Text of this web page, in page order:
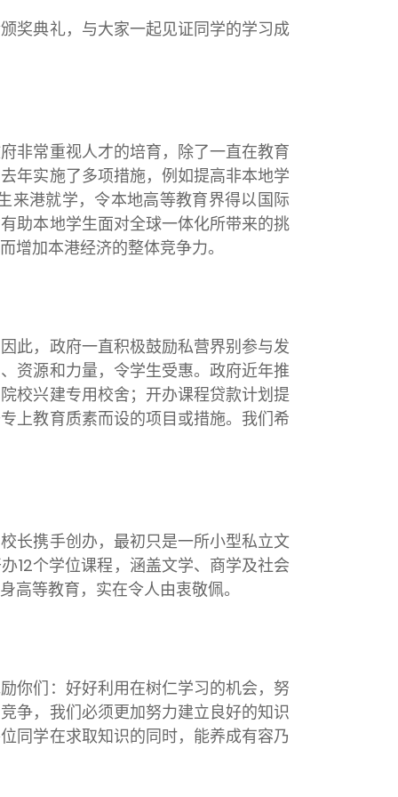
奖典礼，与大家一起见证同学的学习成
非常重视人才的培育，除了一直在教育
年实施了多项措施，例如提高非本地学
来港就学，令本地高等教育界得以国际
助本地学生面对全球一体化所带来的挑
加本港经济的整体竞争力。
此，政府一直积极鼓励私营界别参与发
资源和力量，令学生受惠。政府近年推
校兴建专用校舍；开办课程贷款计划提
上教育质素而设的项目或措施。我们希
长携手创办，最初只是一所小型私立文
12个学位课程，涵盖文学、商学及社会
等教育，实在令人由衷敬佩。
你们：好好利用在树仁学习的机会，努
争，我们必须更加努力建立良好的知识
同学在求取知识的同时，能养成有容乃